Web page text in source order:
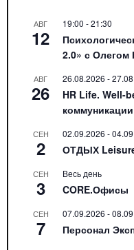
АВГ
12
19:00 -21:30
2.0» с
АВГ
26
26.08.2026 -
HR Life. Well-
коммуникации
СЕН
2
02.09.2026 -
ОТДЫХ
СЕН
3
Весь день
CORE.Офисы
СЕН
7
07.09.2026 -
Персонал